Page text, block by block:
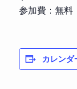
参加費：無料
カレンダ